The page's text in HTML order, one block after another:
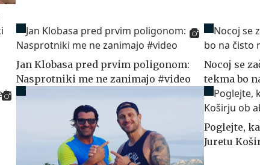
Jan Klobasa pred prvim poligonom:
Nasprotniki me ne zanimajo #video
Nocoj se
tekma bo
Poglejte,
Juretu